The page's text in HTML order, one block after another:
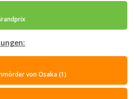
von Osaka (1)